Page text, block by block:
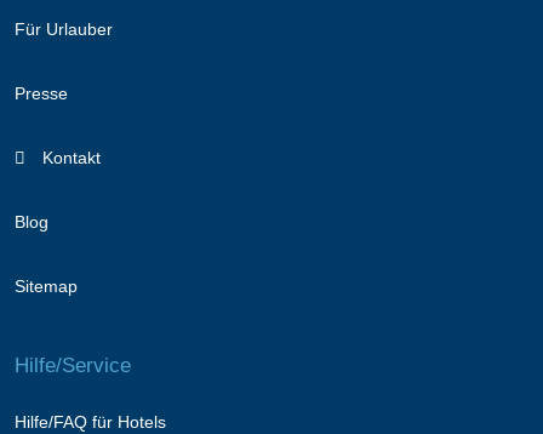
Für Urlauber
Presse
Kontakt
Blog
Sitemap
Hilfe/Service
Hilfe/FAQ für Hotels